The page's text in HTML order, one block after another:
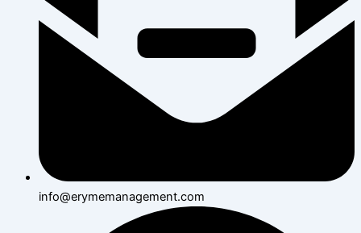
info@erymemanagement.com